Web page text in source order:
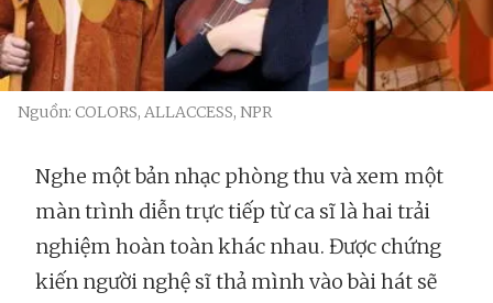
Nguồn: COLORS, ALLACCESS, NPR
Nghe một bản nhạc phòng thu và xem một
màn trình diễn trực tiếp từ ca sĩ là hai trải
nghiệm hoàn toàn khác nhau. Được chứng
kiến người nghệ sĩ thả mình vào bài hát sẽ